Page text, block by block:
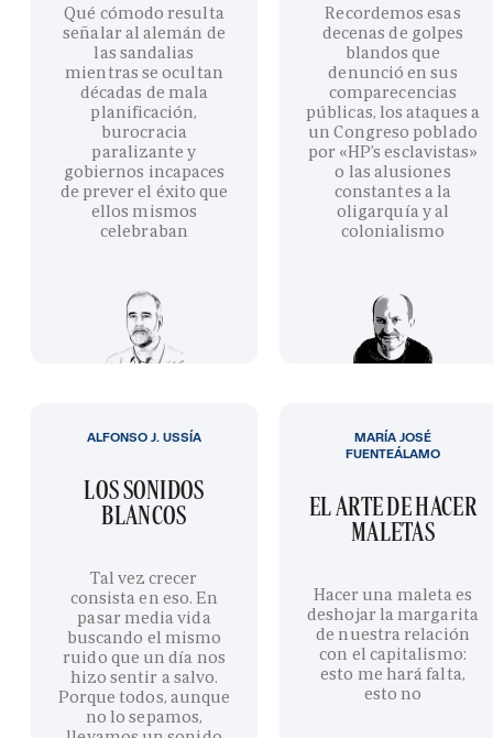
Qué cómodo resulta
señalar al alemán de
las sandalias
mientras se ocultan
décadas de mala
planificación,
burocracia
paralizante y
gobiernos incapaces
de prever el éxito que
ellos mismos
celebraban
Recordemos esas
decenas de golpes
blandos que
denunció en sus
comparecencias
públicas, los ataques a
un Congreso poblado
por «HP’s esclavistas»
o las alusiones
constantes a la
oligarquía y al
colonialismo
LOS SONIDOS
BLANCOS
Tal vez crecer
consista en eso. En
pasar media vida
buscando el mismo
ruido que un día nos
hizo sentir a salvo.
Porque todos, aunque
no lo sepamos,
ALFONSO J. USSÍA
EL ARTE DE HACER
MALETAS
Hacer una maleta es
deshojar la margarita
de nuestra relación
con el capitalismo:
esto me hará falta,
esto no
MARÍA JOSÉ
FUENTEÁLAMO